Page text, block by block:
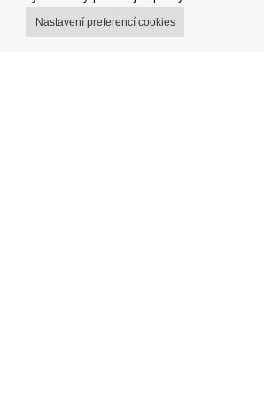
Nastavení preferencí cookies